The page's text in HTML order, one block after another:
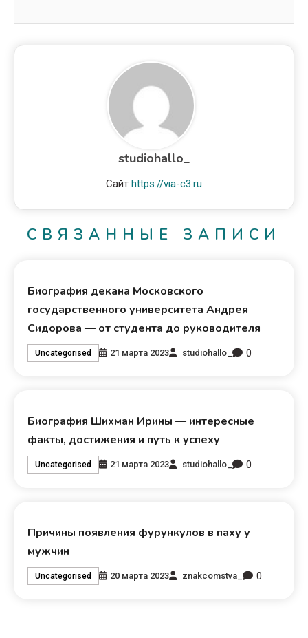
studiohallo_
Сайт https://via-c3.ru
СВЯЗАННЫЕ ЗАПИСИ
Биография декана Московского
государственного университета Андрея
Сидорова — от студента до руководителя
Uncategorised 21 марта 2023 studiohallo_ 0
Биография Шихман Ирины — интересные
факты, достижения и путь к успеху
Uncategorised 21 марта 2023 studiohallo_ 0
Причины появления фурункулов в паху у
мужчин
Uncategorised 20 марта 2023 znakcomstva_ 0